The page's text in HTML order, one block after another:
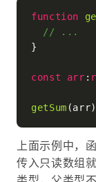
function
// ...
}
const arr :
getSum
上面示例中，
传入只读数组